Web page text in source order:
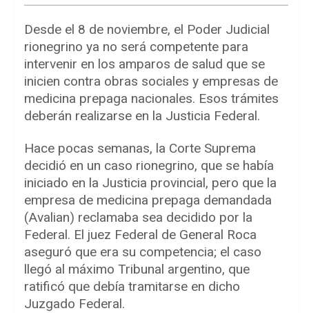
Desde el 8 de noviembre, el Poder Judicial
rionegrino ya no será competente para
intervenir en los amparos de salud que se
inicien contra obras sociales y empresas de
medicina prepaga nacionales. Esos trámites
deberán realizarse en la Justicia Federal.
Hace pocas semanas, la Corte Suprema
decidió en un caso rionegrino, que se había
iniciado en la Justicia provincial, pero que la
empresa de medicina prepaga demandada
(Avalian) reclamaba sea decidido por la
Federal. El juez Federal de General Roca
aseguró que era su competencia; el caso
llegó al máximo Tribunal argentino, que
ratificó que debía tramitarse en dicho
Juzgado Federal.